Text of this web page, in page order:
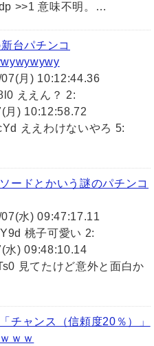
>>1 意味不明。…
台パチンコ
月) 10:12:44.36
ええん？ 2:
月) 10:12:58.72
ええわけないやろ 5:
ードとかいう謎のパチンコ
水) 09:47:17.11
桃子可愛い 2:
水) 09:48:10.14
見てたけど意外と面白か
チャンス（信頼度20％）」
ｗｗ